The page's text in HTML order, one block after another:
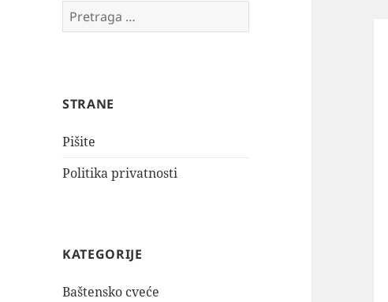
Pretraga
za:
STRANE
Pišite
Politika privatnosti
KATEGORIJE
Baštensko cveće